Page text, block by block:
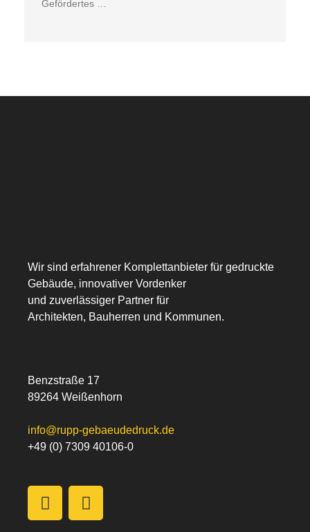
Gefördertes …
Wir sind erfahrener Komplettanbieter für gedruckte
Gebäude, innovativer Vordenker
und zuverlässiger Partner für
Architekten, Bauherren und Kommunen.
Benzstraße 17
89264 Weißenhorn
info@rupp-gebaeudedruck.de
+49 (0) 7309 40106-0